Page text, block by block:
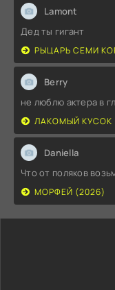
Lamont
Дед ты гигант
РЫЦАРЬ СЕМИ
Berry
не люблю актера в
ЛАКОМЫЙ КУСОК
Daniella
Что от поляков
МОРФЕЙ (2026)